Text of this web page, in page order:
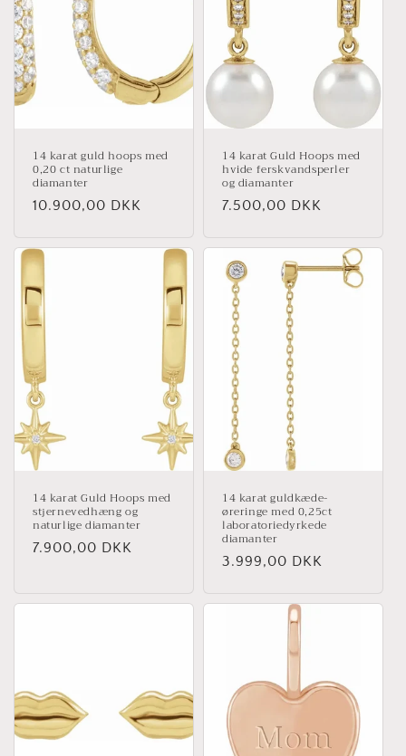
i
o
n
14 karat guld hoops med
0,20 ct naturlige
diamanter
Normalpris
10.900,00 DKK
14 karat Guld Hoops med
hvide ferskvandsperler
og diamanter
Normalpris
7.500,00 DKK
14 karat Guld Hoops med
stjernevedhæng og
naturlige diamanter
Normalpris
7.900,00 DKK
14 karat guldkæde-
øreringe med 0,25ct
laboratoriedyrkede
diamanter
Normalpris
3.999,00 DKK